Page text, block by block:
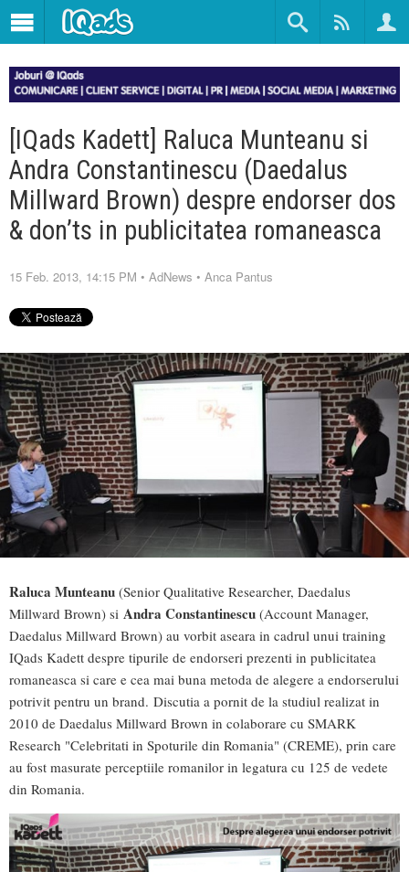
[IQads Kadett] Raluca Munteanu si
Andra Constantinescu (Daedalus
Millward Brown) despre endorser dos
& don’ts in publicitatea romaneasca
15 Feb. 2013, 14:15 PM • AdNews • Anca Pantus
Raluca Munteanu (Senior Qualitative Researcher, Daedalus
Millward Brown) si Andra Constantinescu (Account Manager,
Daedalus Millward Brown) au vorbit aseara in cadrul unui training
IQads Kadett despre tipurile de endorseri prezenti in publicitatea
romaneasca si care e cea mai buna metoda de alegere a endorserului
potrivit pentru un brand. Discutia a pornit de la studiul realizat in
2010 de Daedalus Millward Brown in colaborare cu SMARK
Research "Celebritati in Spoturile din Romania" (CREME), prin care
au fost masurate perceptiile romanilor in legatura cu 125 de vedete
din Romania.